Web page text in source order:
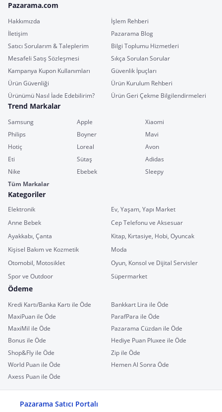
Pazarama.com
Hakkımızda
İşlem Rehberi
İletişim
Pazarama Blog
Satıcı Sorularım & Taleplerim
Bilgi Toplumu Hizmetleri
Mesafeli Satış Sözleşmesi
Sıkça Sorulan Sorular
Kampanya Kupon Kullanımları
Güvenlik İpuçları
Ürün Güvenliği
Ürün Kurulum Rehberi
Ürünümü Nasıl İade Edebilirim?
Ürün Geri Çekme Bilgilendirmeleri
Trend Markalar
Samsung Apple
Xiaomi
Philips
Boyner
Mavi
Hotiç
Loreal
Avon
Eti
Sütaş
Adidas
Nike
Ebebek
Sleepy
Tüm Markalar
Kategoriler
Elektronik
Ev, Yaşam, Yapı Market
Anne Bebek
Cep Telefonu ve Aksesuar
Ayakkabı, Çanta
Kitap, Kırtasiye, Hobi, Oyuncak
Kişisel Bakım ve Kozmetik
Moda
Otomobil, Motosiklet
Oyun, Konsol ve Dijital Servisler
Spor ve Outdoor
Süpermarket
Ödeme
Kredi Kartı/Banka Kartı ile Öde
Bankkart Lira ile Öde
MaxiPuan ile Öde
ParafPara ile Öde
MaxiMil ile Öde
Pazarama Cüzdan ile Öde
Bonus ile Öde
Hediye Puan Pluxee ile Öde
Shop&Fly ile Öde
Zip ile Öde
World Puan ile Öde
Hemen Al Sonra Öde
Axess Puan ile Öde
Pazarama Satıcı Portalı